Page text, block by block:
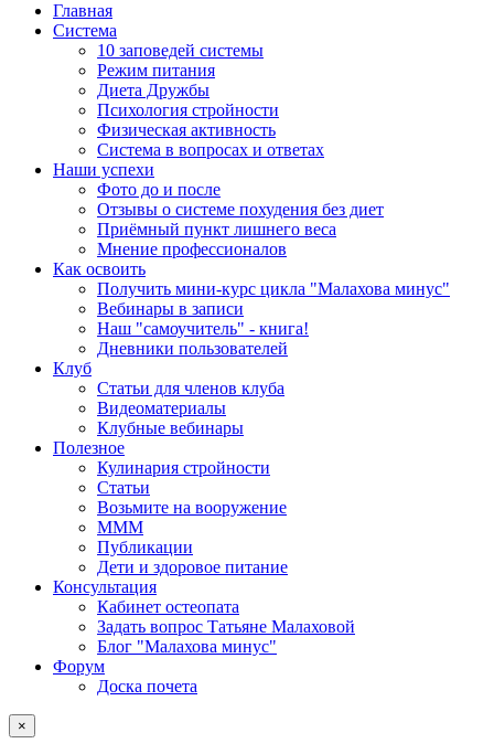
Главная
Система
10 заповедей системы
Режим питания
Диета Дружбы
Психология стройности
Физическая активность
Система в вопросах и ответах
Наши успехи
Фото до и после
Отзывы о системе похудения без диет
Приёмный пункт лишнего веса
Мнение профессионалов
Как освоить
Получить мини-курс цикла "Малахова минус"
Вебинары в записи
Наш "самоучитель" - книга!
Дневники пользователей
Клуб
Статьи для членов клуба
Видеоматериалы
Клубные вебинары
Полезное
Кулинария стройности
Статьи
Возьмите на вооружение
МММ
Публикации
Дети и здоровое питание
Консультация
Кабинет остеопата
Задать вопрос Татьяне Малаховой
Блог "Малахова минус"
Форум
Доска почета
×